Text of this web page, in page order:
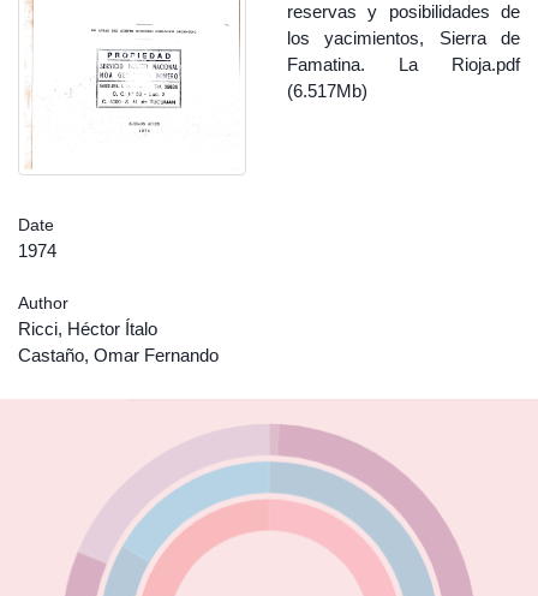
reservas y posibilidades de
los yacimientos, Sierra de
Famatina. La Rioja.pdf
(6.517Mb)
Date
1974
Author
Ricci, Héctor Ítalo
Castaño, Omar Fernando